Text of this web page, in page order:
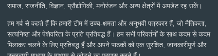
समाज, राजनीति, विज्ञान, प्रौद्योगिकी, मनोरंजन और अन्य क्षेत्रों में अपडेट रह सकें।
हम गर्व से कहते हैं कि हमारी टीम में उच्च-क्षमता और अनुभवी पत्रकार हैं, जो नैतिकता,
सत्यनिष्ठा और पेशेवरिता के प्रति प्रतिबद्ध हैं। हम सभी परिवर्तनों के साथ कदम से कदम
मिलाकर चलने के लिए प्रतिबद्ध हैं और अपने पाठकों को एक सुरक्षित, जानकारीपूर्ण और